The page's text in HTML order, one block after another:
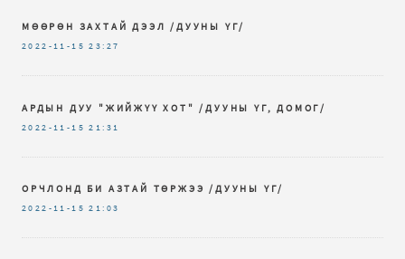
МӨӨРӨН ЗАХТАЙ ДЭЭЛ /ДУУНЫ ҮГ/
2022-11-15 23:27
АРДЫН ДУУ "ЖИЙЖҮҮ ХОТ" /ДУУНЫ ҮГ, ДОМОГ/
2022-11-15 21:31
ОРЧЛОНД БИ АЗТАЙ ТӨРЖЭЭ /ДУУНЫ ҮГ/
2022-11-15 21:03